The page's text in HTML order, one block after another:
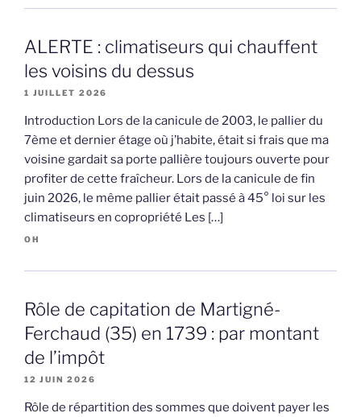
ALERTE : climatiseurs qui chauffent
les voisins du dessus
1 JUILLET 2026
Introduction Lors de la canicule de 2003, le pallier du
7ème et dernier étage où j’habite, était si frais que ma
voisine gardait sa porte pallière toujours ouverte pour
profiter de cette fraîcheur. Lors de la canicule de fin
juin 2026, le même pallier était passé à 45° loi sur les
climatiseurs en copropriété Les […]
OH
Rôle de capitation de Martigné-
Ferchaud (35) en 1739 : par montant
de l’impôt
12 JUIN 2026
Rôle de répartition des sommes que doivent payer les